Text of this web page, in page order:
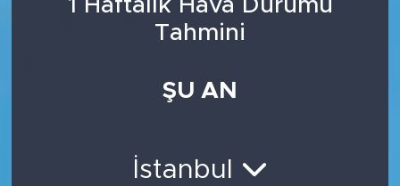
1 Haftalık Hava Durumu
Tahmini
ŞU AN
İstanbul